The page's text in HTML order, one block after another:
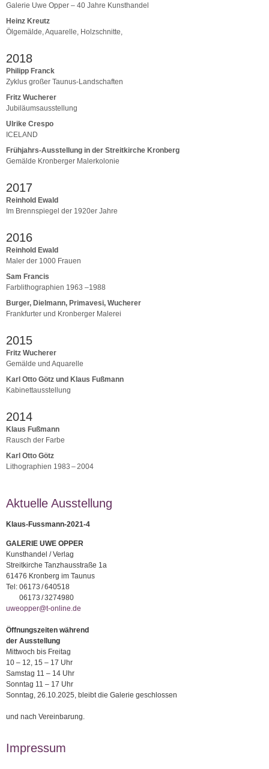
Galerie Uwe Opper – 40 Jahre Kunsthandel
Heinz Kreutz
Ölgemälde, Aquarelle, Holzschnitte,
2018
Philipp Franck
Zyklus großer Taunus-Landschaften
Fritz Wucherer
Jubiläumsausstellung
Ulrike Crespo
ICELAND
Frühjahrs-Ausstellung in der Streitkirche Kronberg
Gemälde Kronberger Malerkolonie
2017
Reinhold Ewald
Im Brennspiegel der 1920er Jahre
2016
Reinhold Ewald
Maler der 1000 Frauen
Sam Francis
Farblithographien 1963 –1988
Burger, Dielmann, Primavesi, Wucherer
Frankfurter und Kronberger Malerei
2015
Fritz Wucherer
Gemälde und Aquarelle
Karl Otto Götz und Klaus Fußmann
Kabinettausstellung
2014
Klaus Fußmann
Rausch der Farbe
Karl Otto Götz
Lithographien 1983 – 2004
Aktuelle Ausstellung
Klaus-Fussmann-2021-4
GALERIE UWE OPPER
Kunsthandel / Verlag
Streitkirche Tanzhausstraße 1a
61476 Kronberg im Taunus
Tel: 06173 / 640518
06173 / 3274980
uweopper@t-online.de
Öffnungszeiten während
der Ausstellung
Mittwoch bis Freitag
10 – 12, 15 – 17 Uhr
Samstag 11 – 14 Uhr
Sonntag 11 – 17 Uhr
Sonntag, 26.10.2025, bleibt die Galerie geschlossen
und nach Vereinbarung.
Impressum